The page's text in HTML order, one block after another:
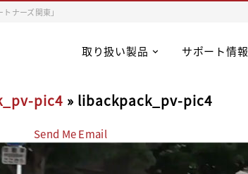
ナーズ関東」
取り扱い製品 サポート情報
pic4 » libackpack_pv-pic4
Send Me Email